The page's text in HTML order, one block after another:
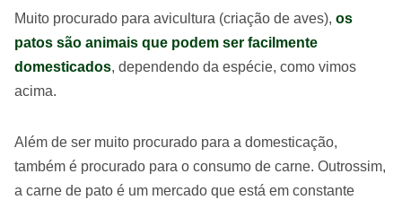
Muito procurado para avicultura (criação de aves), os
patos são animais que podem ser facilmente
domesticados, dependendo da espécie, como vimos
acima.
Além de ser muito procurado para a domesticação,
também é procurado para o consumo de carne. Outrossim,
a carne de pato é um mercado que está em constante